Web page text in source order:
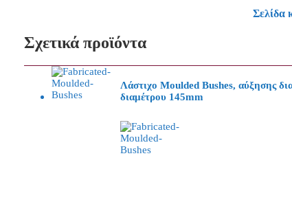
Σελίδα
Σχετικά προϊόντα
Λάστιχο Moulded Bushes, αύξησης
διαμέτρου 145mm